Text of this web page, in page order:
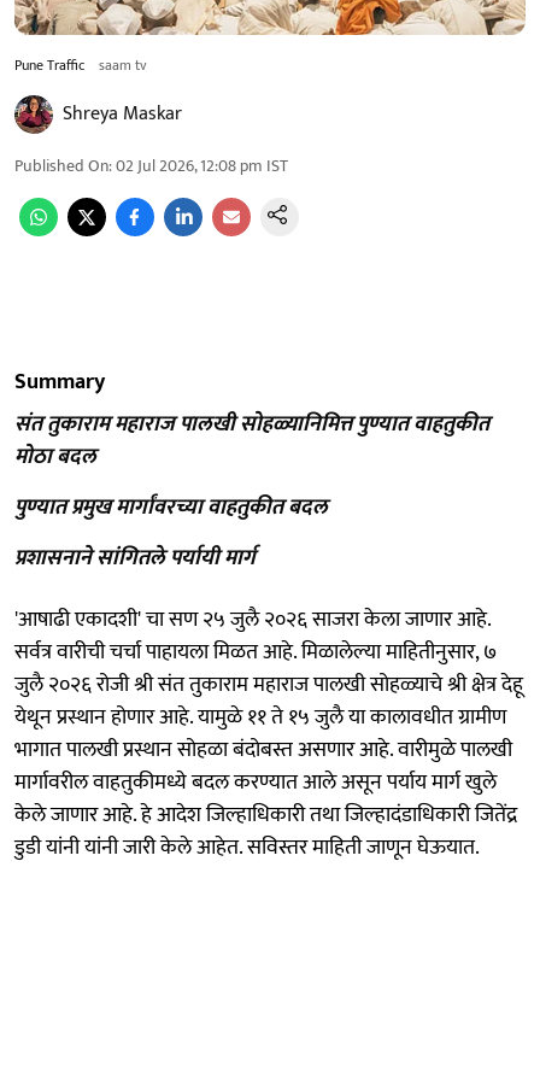
Pune Traffic saam tv
Shreya Maskar
Published On:02 Jul 2026, 12:08 pm IST
Summary
संत तुकाराम महाराज पालखी सोहळ्यानिमित्त पुण्यात वाहतुकीत
मोठा बदल
पुण्यात प्रमुख मार्गांवरच्या वाहतुकीत बदल
प्रशासनाने सांगितले पर्यायी मार्ग
'आषाढी एकादशी' चा सण २५ जुलै २०२६ साजरा केला जाणार आहे.
सर्वत्र वारीची चर्चा पाहायला मिळत आहे. मिळालेल्या माहितीनुसार, ७
जुलै २०२६ रोजी श्री संत तुकाराम महाराज पालखी सोहळ्याचे श्री क्षेत्र देहू
येथून प्रस्थान होणार आहे. यामुळे ११ ते १५ जुलै या कालावधीत ग्रामीण
भागात पालखी प्रस्थान सोहळा बंदोबस्त असणार आहे. वारीमुळे पालखी
मार्गावरील वाहतुकीमध्ये बदल करण्यात आले असून पर्याय मार्ग खुले
केले जाणार आहे. हे आदेश जिल्हाधिकारी तथा जिल्हादंडाधिकारी जितेंद्र
डुडी यांनी यांनी जारी केले आहेत. सविस्तर माहिती जाणून घेऊयात.